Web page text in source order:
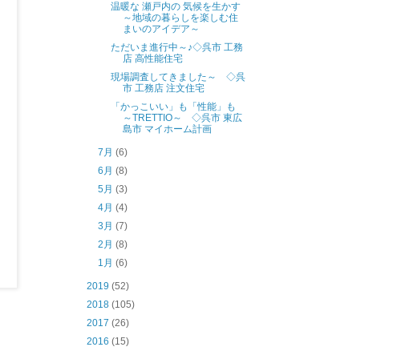
温暖な 瀬戸内の 気候を生かす
～地域の暮らしを楽しむ住
まいのアイデア～
ただいま進行中～♪◇呉市 工務
店 高性能住宅
現場調査してきました～ ◇呉
市 工務店 注文住宅
「かっこいい」も「性能」も
～TRETTIO～ ◇呉市 東広
島市 マイホーム計画
7月 (6)
6月 (8)
5月 (3)
4月 (4)
3月 (7)
2月 (8)
1月 (6)
2019 (52)
2018 (105)
2017 (26)
2016 (15)